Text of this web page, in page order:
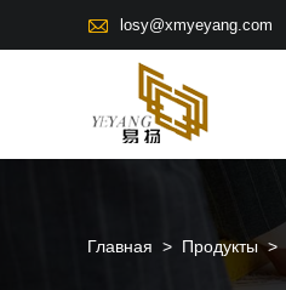
 losy@xmyeyang.com
Главная > Продукты >